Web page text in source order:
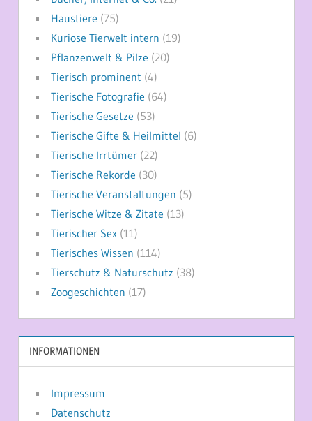
Haustiere (75)
Kuriose Tierwelt intern (19)
Pflanzenwelt & Pilze (20)
Tierisch prominent (4)
Tierische Fotografie (64)
Tierische Gesetze (53)
Tierische Gifte & Heilmittel (6)
Tierische Irrtümer(22)
Tierische Rekorde (30)
Tierische Veranstaltungen (5)
Tierische Witze & Zitate (13)
Tierischer Sex(11)
Tierisches Wissen (114)
Tierschutz & Naturschutz (38)
Zoogeschichten (17)
INFORMATIONEN
Impressum
Datenschutz